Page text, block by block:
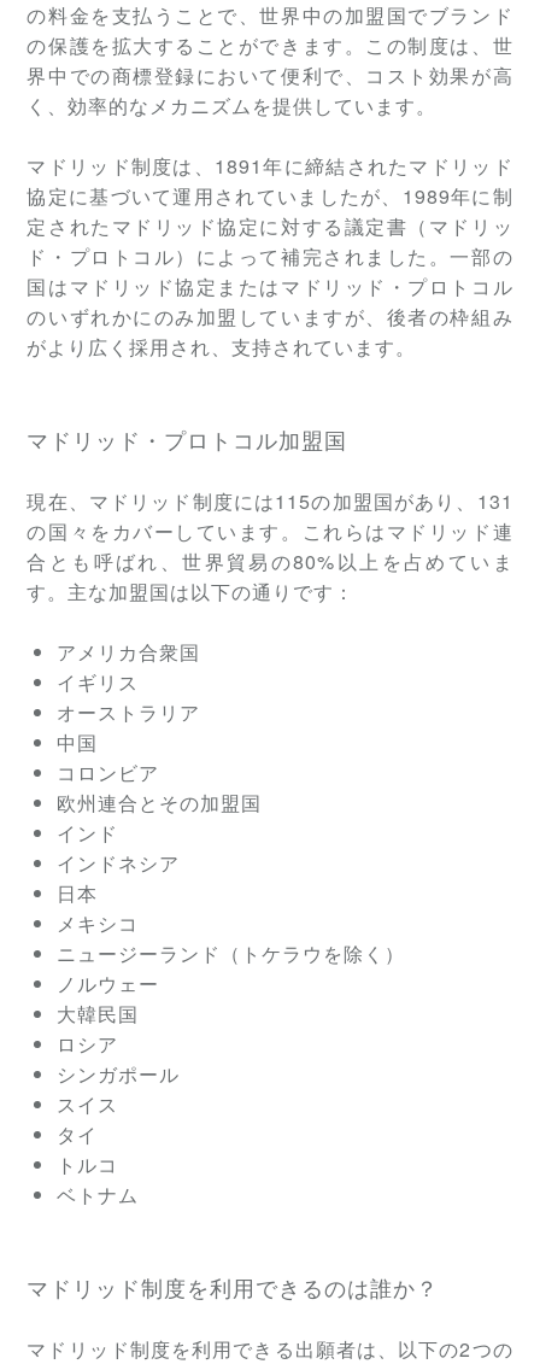
の料金を支払うことで、世界中の加盟国でブランド
の保護を拡大することができます。この制度は、世
界中での商標登録において便利で、コスト効果が高
く、効率的なメカニズムを提供しています。
マドリッド制度は、1891年に締結されたマドリッド
協定に基づいて運用されていましたが、1989年に制
定されたマドリッド協定に対する議定書（マドリッ
ド・プロトコル）によって補完されました。一部の
国はマドリッド協定またはマドリッド・プロトコル
のいずれかにのみ加盟していますが、後者の枠組み
がより広く採用され、支持されています。
マドリッド・プロトコル加盟国
現在、マドリッド制度には115の加盟国があり、131
の国々をカバーしています。これらはマドリッド連
合とも呼ばれ、世界貿易の80%以上を占めていま
す。主な加盟国は以下の通りです：
アメリカ合衆国
イギリス
オーストラリア
中国
コロンビア
欧州連合とその加盟国
インド
インドネシア
日本
メキシコ
ニュージーランド（トケラウを除く）
ノルウェー
大韓民国
ロシア
シンガポール
スイス
タイ
トルコ
ベトナム
マドリッド制度を利用できるのは誰か？
マドリッド制度を利用できる出願者は、以下の2つの